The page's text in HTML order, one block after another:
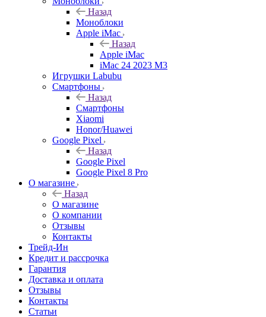
Назад
Моноблоки
Apple iMac
Назад
Apple iMac
iMac 24 2023 M3
Игрушки Labubu
Смартфоны
Назад
Смартфоны
Xiaomi
Honor/Huawei
Google Pixel
Назад
Google Pixel
Google Pixel 8 Pro
О магазине
Назад
О магазине
О компании
Отзывы
Контакты
Трейд-Ин
Кредит и рассрочка
Гарантия
Доставка и оплата
Отзывы
Контакты
Статьи